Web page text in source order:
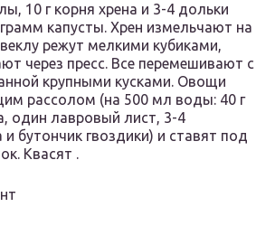
10 г корня хрена и 3-4 дольки
капусты. Хрен измельчают на
режут мелкими кубиками,
через пресс. Все перемешивают с
крупными кусками. Овощи
рассолом (на 500 мл воды: 40 г
один лавровый лист, 3-4
бутончик гвоздики) и ставят под
Квасят .